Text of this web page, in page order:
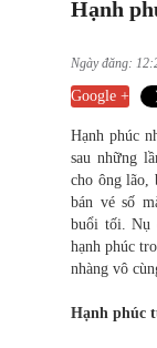
Hạnh
Ngày đăng:
Google +
Hạnh phúc
sau những
cho ông lão,
bán vé số
buổi tối. Nụ
hạnh phúc
nhàng vô
Hạnh phúc